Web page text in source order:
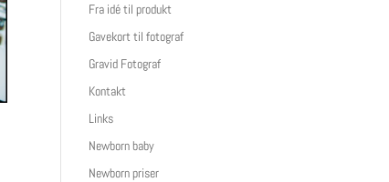
Fra idé til produkt
Gavekort til fotograf
Gravid Fotograf
Kontakt
Links
Newborn baby
Newborn priser